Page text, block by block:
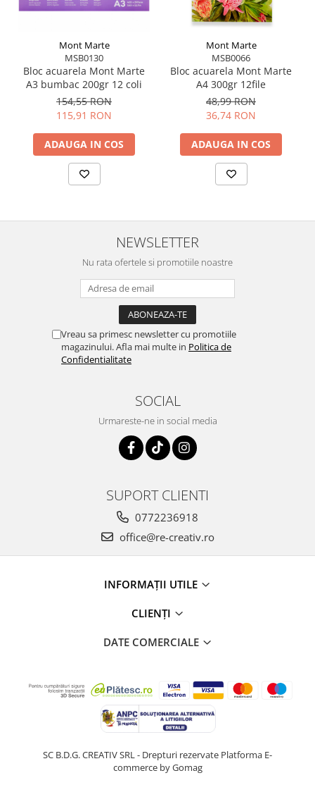
Mont Marte
MSB0130
Bloc acuarela Mont Marte
A3 bumbac 200gr 12 coli
154,55 RON
115,91 RON
ADAUGA IN COS
Mont Marte
MSB0066
Bloc acuarela Mont Marte
A4 300gr 12file
48,99 RON
36,74 RON
ADAUGA IN COS
NEWSLETTER
Nu rata ofertele si promotiile noastre
Vreau sa primesc newsletter cu promotiile
magazinului. Afla mai multe in Politica de
Confidentialitate
SOCIAL
Urmareste-ne in social media
SUPORT CLIENTI
0772236918
office@re-creativ.ro
INFORMAȚII UTILE
CLIENȚI
DATE COMERCIALE
SC B.D.G. CREATIV SRL - Drepturi rezervate Platforma E-
commerce by Gomag